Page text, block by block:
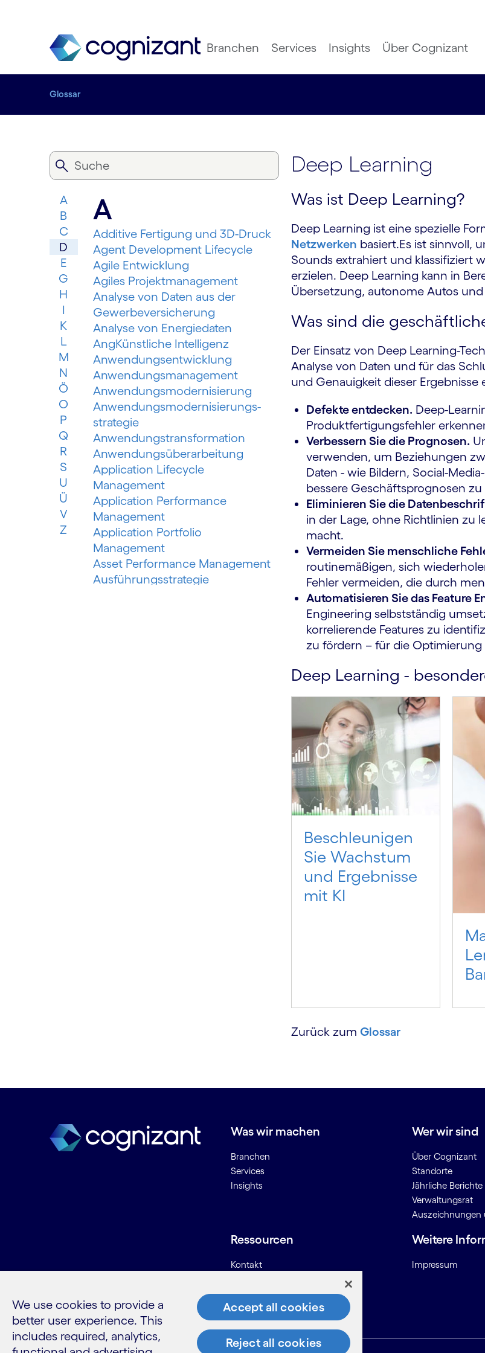
Branchen Services Insights Über Cognizant
Glossar
A
B
C
D
E
G
H
I
K
L
M
N
Ö
O
P
Q
R
S
U
Ü
V
Z
A
Additive Fertigung und 3D-Druck
Agent Development Lifecycle
Agile Entwicklung
Agiles Projektmanagement
Analyse von Daten aus der
Gewerbeversicherung
Analyse von Energiedaten
AngKünstliche Intelligenz
Anwendungsentwicklung
Anwendungsmanagement
Anwendungsmodernisierung
Anwendungsmodernisierungs­
strategie
Anwendungs­trans­for­mation
Anwendungsüberarbeitung
Application Lifecycle
Management
Application Performance
Management
Application Portfolio
Management
Asset Performance Management
Ausführungsstrategie
Cloud-Managed-Services
Cloud-Management
Data-Ingestion
Daten-Ökosystem
Datenanalyse
Datenethik
Deep Learning
Was ist Deep Learning?
Deep Learning ist eine spezielle
Netzwerken basiert.Es ist sinnvoll,
Sounds extrahiert und klassifiziert
erzielen. Deep Learning kann in
Übersetzung, autonome Autos
Was sind die
Der Einsatz von Deep Learning-
Analyse von Daten und für das
und Genauigkeit dieser
Defekte entdecken. Deep-
Produktfertigungsfehler
Verbessern Sie die Prognosen.
verwenden, um Beziehungen
Daten - wie Bildern, Social-
bessere Geschäftsprognosen zu
Eliminieren Sie die
in der Lage, ohne Richtlinien zu
macht.
Vermeiden Sie menschliche
routinemäßigen, sich
Fehler vermeiden, die durch
Automatisieren Sie das Feature
Engineering selbstständig
korrelierende Features zu
zu fördern – für die
Deep Learning -
Beschleunigen
Sie Wachstum
und Ergebnisse
mit KI
Zurück zum Glossar
Was wir machen
Branchen
Services
Insights
Wer wir sind
Über Cognizant
Standorte
Jährliche Berichte
Verwaltungsrat
Auszeichnungen
Ressourcen
Kontakt
Informationen für Anbieter
Glossar
Weitere
Impressum
We use cookies to provide a
better user experience. This
includes required, analytics,
Accept all cookies
Reject all cookies